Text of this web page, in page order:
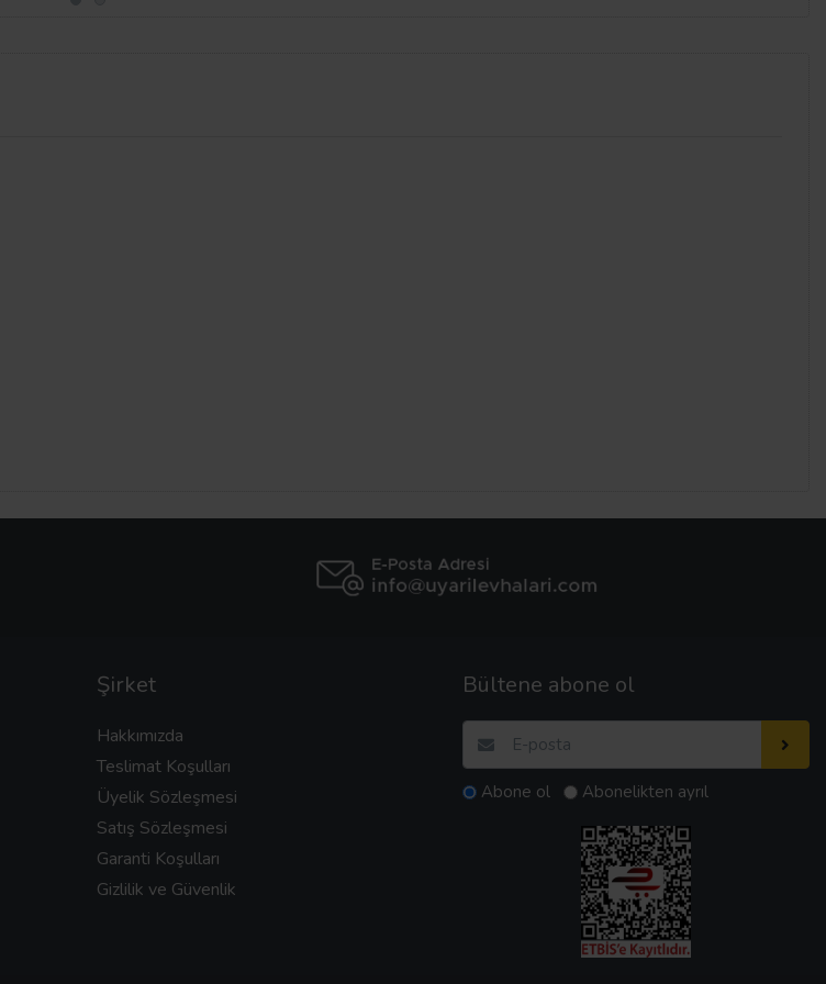
Şirket
Hakkımızda
Teslimat Koşulları
Üyelik Sözleşmesi
Satış Sözleşmesi
Garanti Koşulları
Gizlilik ve Güvenlik
Bültene abone ol
Abone ol Abonelikten ayrıl